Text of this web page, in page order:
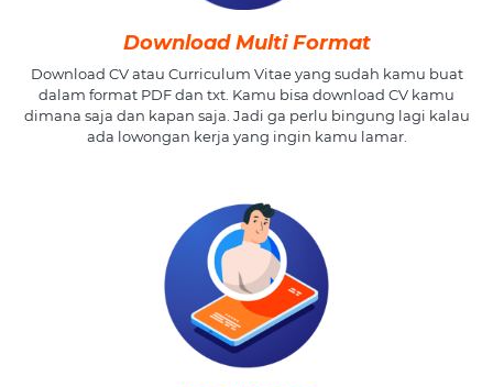
Download Multi Format
Download CV atau Curriculum Vitae yang sudah kamu buat
dalam format PDF dan txt. Kamu bisa download CV kamu
dimana saja dan kapan saja. Jadi ga perlu bingung lagi kalau
ada lowongan kerja yang ingin kamu lamar.